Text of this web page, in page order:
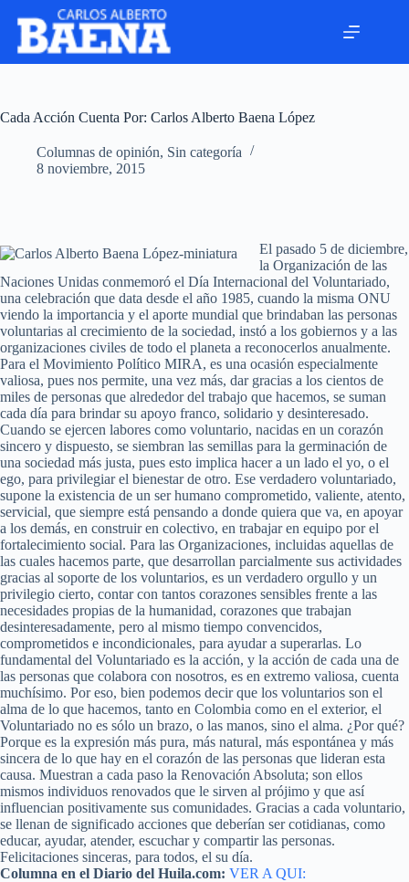
Cada Acción Cuenta Por: Carlos Alberto Baena López
Columnas de opinión, Sin categoría
8 noviembre, 2015
El pasado 5 de diciembre,
la Organización de las
Naciones Unidas conmemoró el Día Internacional del Voluntariado,
una celebración que data desde el año 1985, cuando la misma ONU
viendo la importancia y el aporte mundial que brindaban las personas
voluntarias al crecimiento de la sociedad, instó a los gobiernos y a las
organizaciones civiles de todo el planeta a reconocerlos anualmente.
Para el Movimiento Político MIRA, es una ocasión especialmente
valiosa, pues nos permite, una vez más, dar gracias a los cientos de
miles de personas que alrededor del trabajo que hacemos, se suman
cada día para brindar su apoyo franco, solidario y desinteresado.
Cuando se ejercen labores como voluntario, nacidas en un corazón
sincero y dispuesto, se siembran las semillas para la germinación de
una sociedad más justa, pues esto implica hacer a un lado el yo, o el
ego, para privilegiar el bienestar de otro. Ese verdadero voluntariado,
supone la existencia de un ser humano comprometido, valiente, atento,
servicial, que siempre está pensando a donde quiera que va, en apoyar
a los demás, en construir en colectivo, en trabajar en equipo por el
fortalecimiento social. Para las Organizaciones, incluidas aquellas de
las cuales hacemos parte, que desarrollan parcialmente sus actividades
gracias al soporte de los voluntarios, es un verdadero orgullo y un
privilegio cierto, contar con tantos corazones sensibles frente a las
necesidades propias de la humanidad, corazones que trabajan
desinteresadamente, pero al mismo tiempo convencidos,
comprometidos e incondicionales, para ayudar a superarlas. Lo
fundamental del Voluntariado es la acción, y la acción de cada una de
las personas que colabora con nosotros, es en extremo valiosa, cuenta
muchísimo. Por eso, bien podemos decir que los voluntarios son el
alma de lo que hacemos, tanto en Colombia como en el exterior, el
Voluntariado no es sólo un brazo, o las manos, sino el alma. ¿Por qué?
Porque es la expresión más pura, más natural, más espontánea y más
sincera de lo que hay en el corazón de las personas que lideran esta
causa. Muestran a cada paso la Renovación Absoluta; son ellos
mismos individuos renovados que le sirven al prójimo y que así
influencian positivamente sus comunidades. Gracias a cada voluntario,
se llenan de significado acciones que deberían ser cotidianas, como
educar, ayudar, atender, escuchar y compartir las personas.
Felicitaciones sinceras, para todos, el su día.
Columna en el Diario del Huila.com: VER A QUI: